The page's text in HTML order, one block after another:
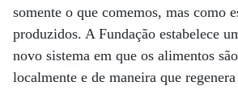
somente o que comemos, mas como
produzidos. A Fundação estabelece
novo sistema em que os alimentos
localmente e de maneira que